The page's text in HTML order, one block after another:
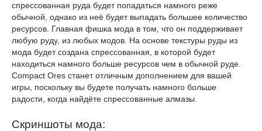
спрессованная руда будет попадаться намного реже
обычной, однако из неё будет выпадать большее количество
ресурсов. Главная фишка мода в том, что он поддерживает
любую руду, из любых модов. На основе текстуры руды из
мода будет создана спрессованная, в которой будет
находиться намного больше ресурсов чем в обычной руде.
Compact Ores станет отличным дополнением для вашей
игры, поскольку вы будете получать намного больше
радости, когда найдёте спрессованные алмазы.
Скриншоты мода: